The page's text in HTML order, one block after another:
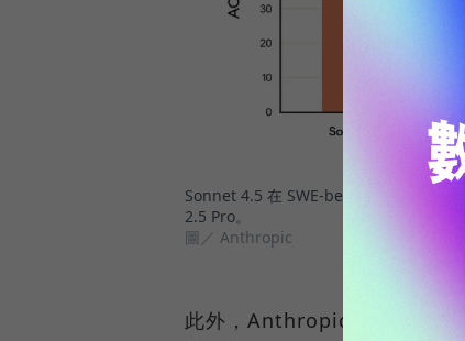
Sonnet 4.5 在 SWE-bench Verified 得
2.5 Pro。
圖／ Anthropic
此外，Anthropic 表示已降